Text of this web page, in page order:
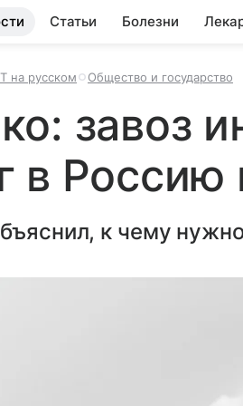
Статьи Болезни
на русском Общество и государство
завоз
в Россию
к чему нужно